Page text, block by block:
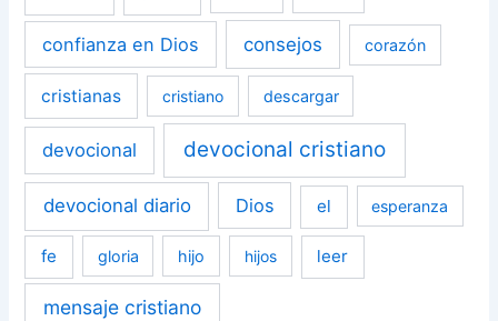
confianza en Dios consejos corazón
cristianas cristiano descargar
devocional devocional cristiano
devocional diario Dios el esperanza
fe gloria hijo hijos leer
mensaje cristiano